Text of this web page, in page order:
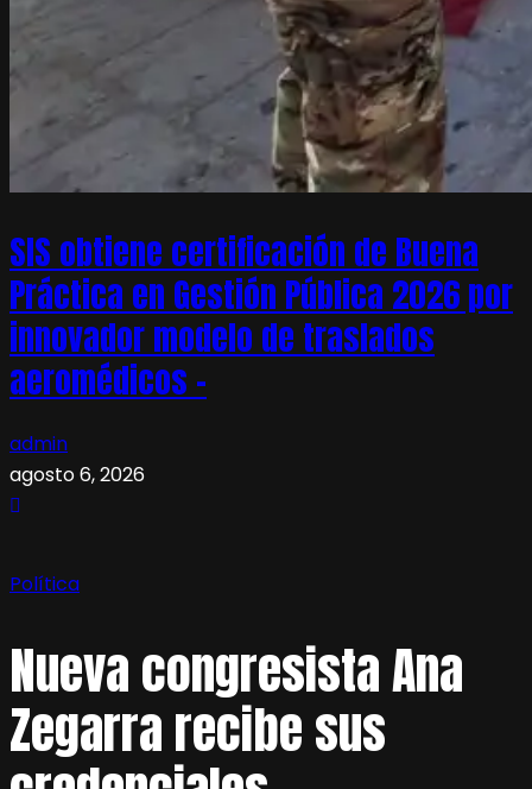
SIS obtiene certificación de Buena
Práctica en Gestión Pública 2026 por
innovador modelo de traslados
aeromédicos –
admin
agosto 6, 2026
Política
Nueva congresista Ana
Zegarra recibe sus